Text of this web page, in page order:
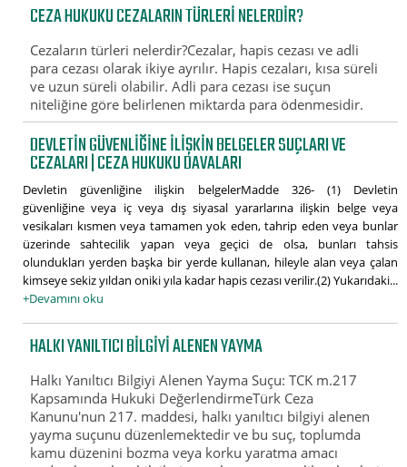
CEZA HUKUKU CEZALARIN TÜRLERI NELERDIR?
Cezaların türleri nelerdir?Cezalar, hapis cezası ve adli
para cezası olarak ikiye ayrılır. Hapis cezaları, kısa süreli
ve uzun süreli olabilir. Adli para cezası ise suçun
niteliğine göre belirlenen miktarda para ödenmesidir.
DEVLETIN GÜVENLIĞINE ILIŞKIN BELGELER SUÇLARI VE
CEZALARI | CEZA HUKUKU DAVALARI
Devletin güvenliğine ilişkin belgelerMadde 326- (1) Devletin
güvenliğine veya iç veya dış siyasal yararlarına ilişkin belge veya
vesikaları kısmen veya tamamen yok eden, tahrip eden veya bunlar
üzerinde sahtecilik yapan veya geçici de olsa, bunları tahsis
olundukları yerden başka bir yerde kullanan, hileyle alan veya çalan
kimseye sekiz yıldan oniki yıla kadar hapis cezası verilir.(2) Yukarıdaki...
+Devamını oku
HALKI YANILTICI BILGIYI ALENEN YAYMA
Halkı Yanıltıcı Bilgiyi Alenen Yayma Suçu: TCK m.217
Kapsamında Hukuki DeğerlendirmeTürk Ceza
Kanunu'nun 217. maddesi, halkı yanıltıcı bilgiyi alenen
yayma suçunu düzenlemektedir ve bu suç, toplumda
kamu düzenini bozma veya korku yaratma amacı